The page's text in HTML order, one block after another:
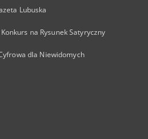
Lubuska
na Rysunek Satyryczny
dla Niewidomych